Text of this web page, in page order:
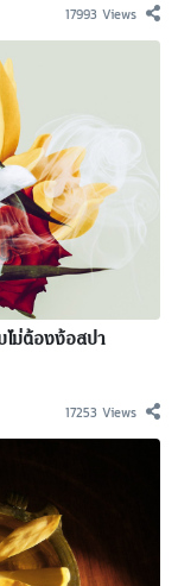
17993 Views
ไม่ต้องง้อสปา
17253 Views